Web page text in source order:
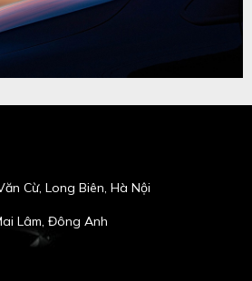
Cừ, Long Biên, Hà Nội
Lâm, Đông Anh